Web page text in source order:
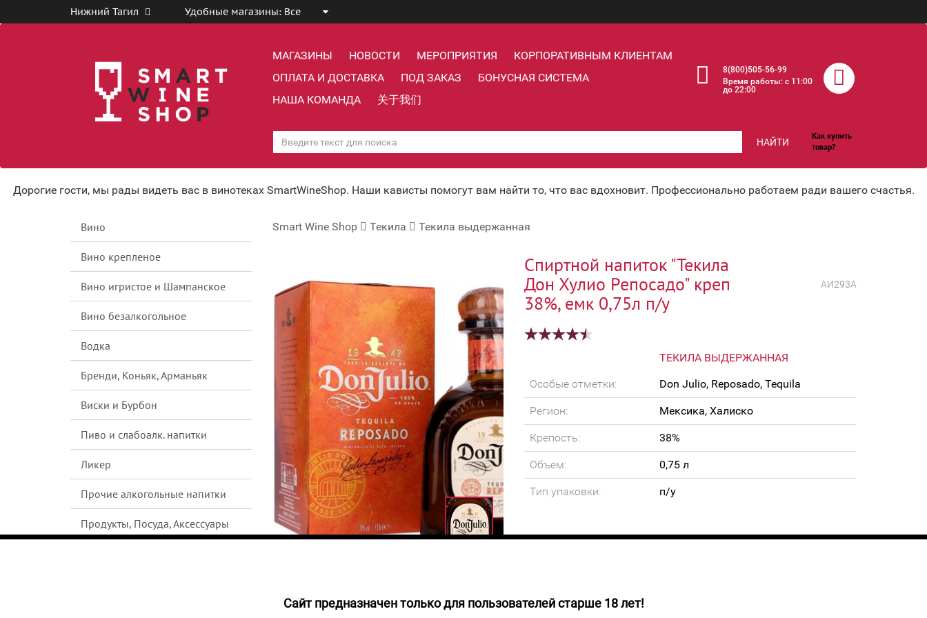
Нижний Тагил Удобные магазины: Все
МАГАЗИНЫ НОВОСТИ МЕРОПРИЯТИЯ
КОРПОРАТИВНЫМ КЛИЕНТАМ
ОПЛАТА И ДОСТАВКА
ПОД ЗАКАЗ
БОНУСНАЯ СИСТЕМА
НАША КОМАНДА
关于我们
8(800)505-56-99
Время работы: c 11:00
до 22:00
НАЙТИ
Как купить
товар?
Дорогие гости, мы рады видеть вас в винотеках SmartWineShop. Наши кависты помогут вам найти то, что вас вдохновит. Профессионально работаем ради вашего счастья.
Вино
Вино крепленое
Вино игристое и Шампанское
Вино безалкогольное
Водка
Бренди, Коньяк, Арманьяк
Виски и Бурбон
Пиво и слабоалк. напитки
Ликер
Прочие алкогольные напитки
Продукты, Посуда, Аксессуары
Smart Wine Shop Текила Текила выдержанная
Спиртной напиток "Текила
Дон Хулио Репосадо" креп
38%, емк 0,75л п/у
АИ293А
ТЕКИЛА ВЫДЕРЖАННАЯ
Особые отметки:
Don Julio, Reposado, Tequila
Регион: Мексика, Халиско
Крепость: 38%
Объем: 0,75 л
Тип упаковки: п/у
10470 руб.
Текила насыщенного янтарного цвета. Текила обладает
Cайт предназначен только для пользователей старше 18 лет!